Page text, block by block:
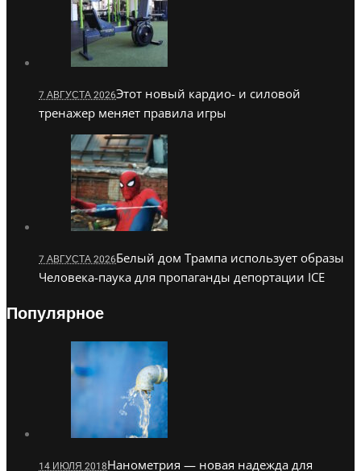
7 АВГУСТА 2026Этот новый кардио- и силовой
тренажер меняет правила игры
7 АВГУСТА 2026Белый дом Трампа использует образы
Человека-паука для пропаганды депортации ICE
Популярное
14 ИЮЛЯ 2018Нанометрия — новая надежда для